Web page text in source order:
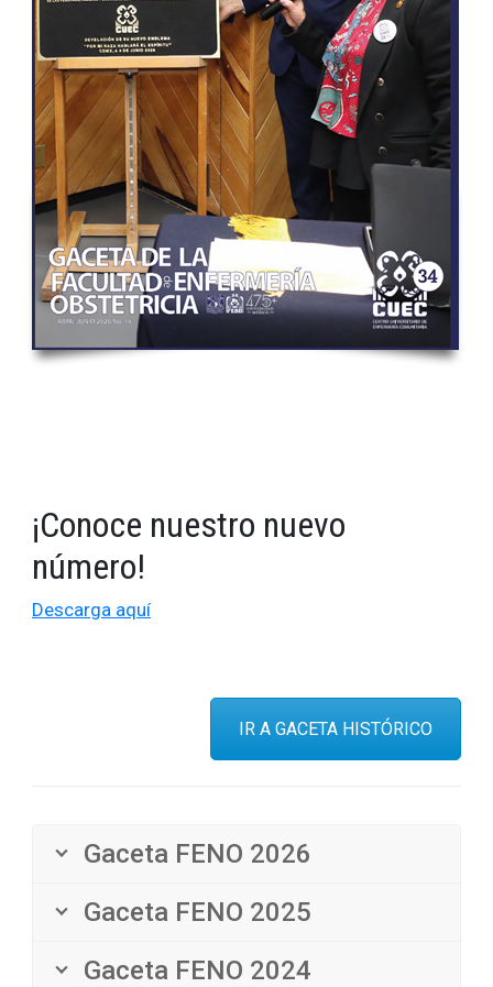
¡Conoce nuestro nuevo
número!
Descarga aquí
IR A GACETA HISTÓRICO
Gaceta FENO 2026
Gaceta FENO 2025
Gaceta FENO 2024